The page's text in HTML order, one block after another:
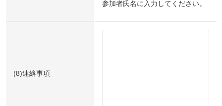
参加者氏名に入力してください。
(8)連絡事項